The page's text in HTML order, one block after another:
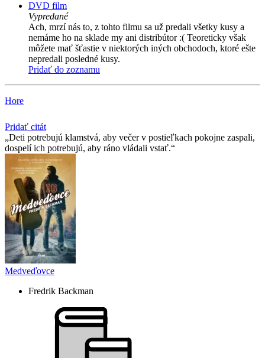
DVD film
Vypredané
Ach, mrzí nás to, z tohto filmu sa už predali všetky kusy a
nemáme ho na sklade my ani distribútor :( Teoreticky však
môžete mať šťastie v niektorých iných obchodoch, ktoré ešte
nepredali posledné kusy.
Pridať do zoznamu
Hore
Pridať citát
Deti potrebujú klamstvá, aby večer v postieľkach pokojne zaspali,
dospelí ich potrebujú, aby ráno vládali vstať.
Medveďovce
Fredrik Backman